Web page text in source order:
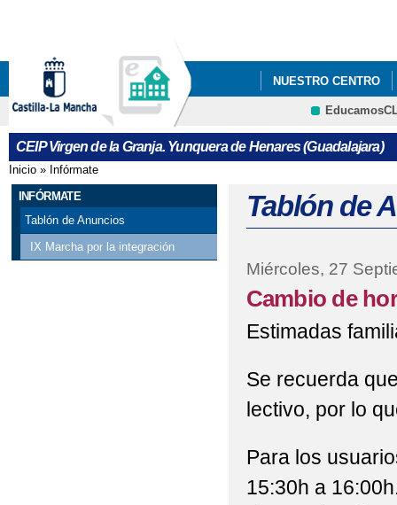
NUESTRO CENTRO
INFÓRMATE
ACTIVIDADES MUN
ACTUACIONES
AGRADECIMIENTO
AYUDA EN ESPECIE
AYUDAS PARA
CONVOCATORIA DE
CURSO 2019-2020
CAMBIO DE
CARRERA
CRFP
CEIP Virgen de la Granja. Yunquera de Henares (Guadalajara)
Se encuentra usted aquí
Inicio » Infórmate
INFÓRMATE
Tablón de Anuncios
IX Marcha por la integración
Tablón de
Miércoles, 27
Cambio de
Estimadas
Se recuerda
lectivo, por lo
Para los
15:30h a